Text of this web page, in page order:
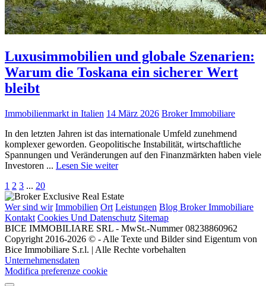
Luxusimmobilien und globale Szenarien:
Warum die Toskana ein sicherer Wert
bleibt
Immobilienmarkt in Italien 14 März 2026 Broker Immobiliare
In den letzten Jahren ist das internationale Umfeld zunehmend
komplexer geworden. Geopolitische Instabilität, wirtschaftliche
Spannungen und Veränderungen auf den Finanzmärkten haben viele
Investoren ... Lesen Sie weiter
1 2 3 ... 20
Wer sind wir Immobilien Ort Leistungen Blog Broker Immobiliare
Kontakt Cookies Und Datenschutz Sitemap
BICE IMMOBILIARE SRL - MwSt.-Nummer 08238860962
Copyright 2016-2026 © - Alle Texte und Bilder sind Eigentum von
Bice Immobiliare S.r.l. | Alle Rechte vorbehalten
Unternehmensdaten
Modifica preferenze cookie